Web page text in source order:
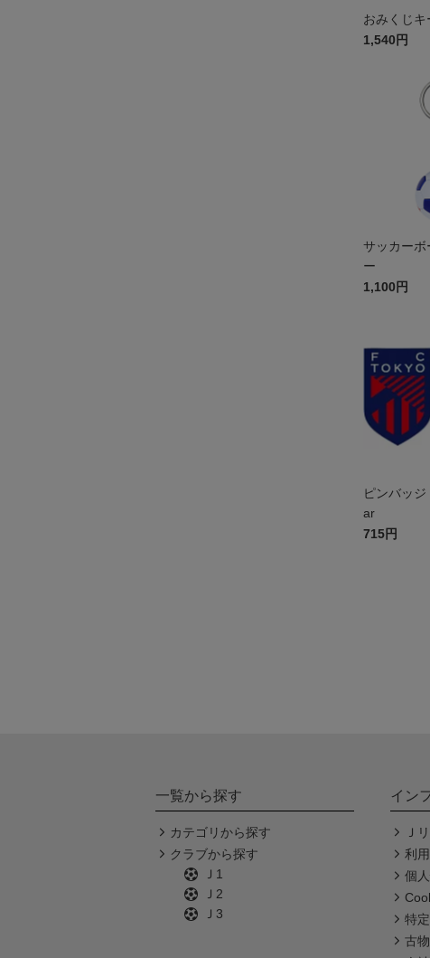
おみくじキ
1,540円
サッカーボ
ー
1,100円
ピンバッ
ar
715円
一覧から探す
カテゴリから探す
クラブから探す
Ｊ1
Ｊ2
Ｊ3
イン
Ｊ
利
個
特
古